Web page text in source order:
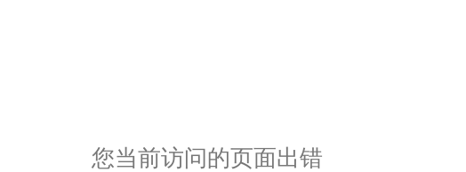
您当前访问的页面出错